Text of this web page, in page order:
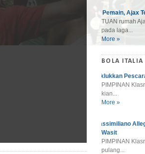
10 Pemain, Ajax
TUAN rumah
pada laga...
More »
BOLA ITALIA
Taklukkan
PIMPINAN
kian...
More »
Massimiliano
Wasit
PIMPINAN
pulang...